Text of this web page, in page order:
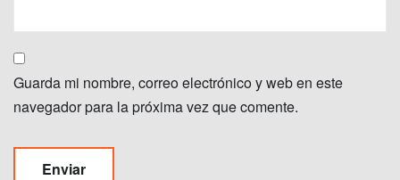
Guarda mi nombre, correo electrónico y web en este
navegador para la próxima vez que comente.